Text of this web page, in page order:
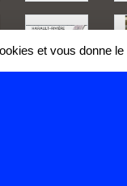
et vous donne